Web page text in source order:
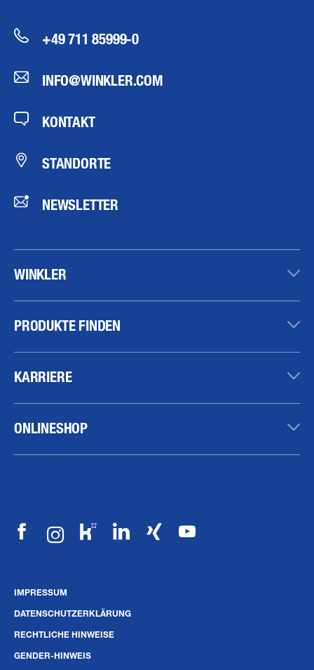
+49 711 85999-0
INFO@WINKLER.COM
KONTAKT
STANDORTE
NEWSLETTER
WINKLER
PRODUKTE FINDEN
KARRIERE
ONLINESHOP
IMPRESSUM
DATENSCHUTZERKLÄRUNG
RECHTLICHE HINWEISE
GENDER-HINWEIS